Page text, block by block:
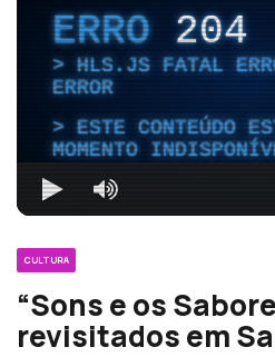
ERRO204
HLS.JS FATAL
ERROR
ESTE CONTEÚDO
MOMENTO
CULTURA
“Sons e os
revisitados em